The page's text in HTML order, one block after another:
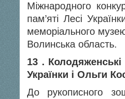
Міжнародного
пам’яті Лесі
меморіального
Волинська область.
13 . Колодяженські
Українки і Ольги
До рукописного